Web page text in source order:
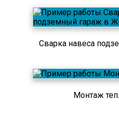
Сварка навеса
Монтаж